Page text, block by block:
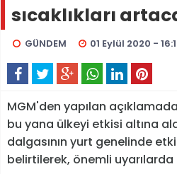
sıcaklıkları
GÜNDEM 01 Eylül 2020 -
MGM'den yapılan
bu yana ülkeyi etkisi altına
dalgasının yurt genelinde
belirtilerek, önemli